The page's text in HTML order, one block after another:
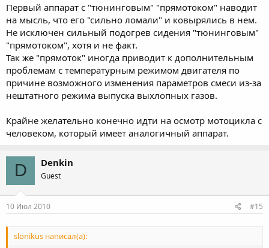
Первый аппарат с "тюнинговым" "прямотоком" наводит
на мысль, что его "сильно ломали" и ковырялись в нем.
Не исключен сильный подогрев сидения "тюнинговым"
"прямотоком", хотя и не факт.
Так же "прямоток" иногда приводит к дополнительным
проблемам с температурным режимом двигателя по
причине возможного изменения параметров смеси из-за
нештатного режима выпуска выхлопных газов.
Крайне желательно конечно идти на осмотр мотоцикла с
человеком, который имеет аналогичный аппарат.
D Denkin
Guest
10 Июл 2010 #15
slonikus написал(а):